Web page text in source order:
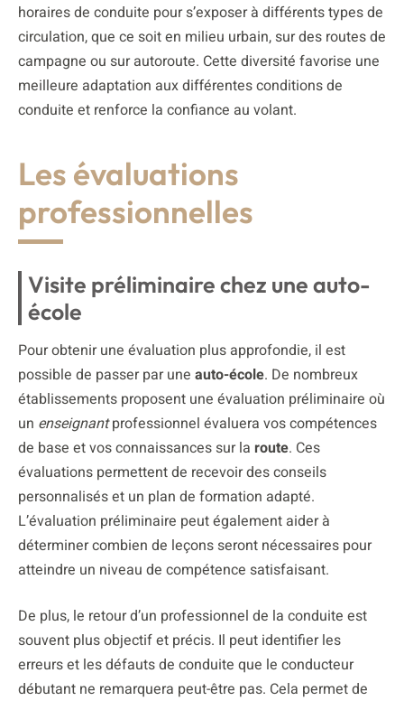
horaires de conduite pour s’exposer à différents types de
circulation, que ce soit en milieu urbain, sur des routes de
campagne ou sur autoroute. Cette diversité favorise une
meilleure adaptation aux différentes conditions de
conduite et renforce la confiance au volant.
Les évaluations
professionnelles
Visite préliminaire chez une auto-
école
Pour obtenir une évaluation plus approfondie, il est
possible de passer par une auto-école. De nombreux
établissements proposent une évaluation préliminaire où
un enseignantprofessionnel évaluera vos compétences
de base et vos connaissances sur la route. Ces
évaluations permettent de recevoir des conseils
personnalisés et un plan de formation adapté.
L’évaluation préliminaire peut également aider à
déterminer combien de leçons seront nécessaires pour
atteindre un niveau de compétence satisfaisant.
De plus, le retour d’un professionnel de la conduite est
souvent plus objectif et précis. Il peut identifier les
erreurs et les défauts de conduite que le conducteur
débutant ne remarquera peut-être pas. Cela permet de